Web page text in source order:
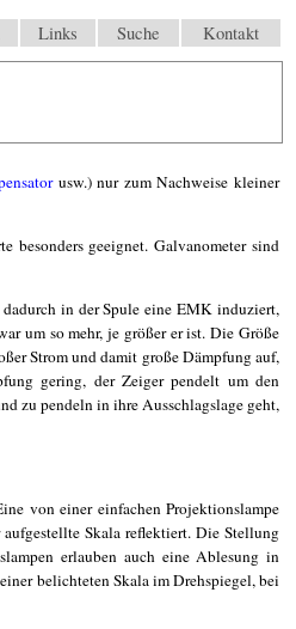
Links Suche Kontakt
usw.) nur zum Nachweise kleiner
besonders geeignet. Galvanometer sind
in der Spule eine EMK induziert,
um so mehr, je größer er ist. Die Größe
Strom und damit große Dämpfung auf,
gering, der Zeiger pendelt um den
zu pendeln in ihre Ausschlagslage geht,
von einer einfachen Projektionslampe
Skala reflektiert. Die Stellung
erlauben auch eine Ablesung in
belichteten Skala im Drehspiegel, bei